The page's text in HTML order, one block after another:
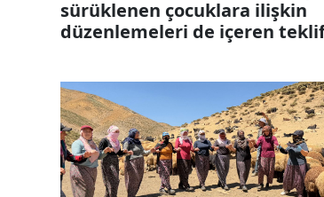
sürüklenen çocuklara ilişkin
düzenlemeleri de içeren